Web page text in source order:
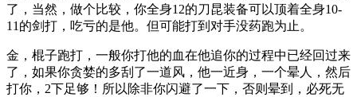
了，当然，做个比较，你全身12的刀昆装备可以顶着全身10-
11的剑打，吃亏的是他。但可能打到对手没药跑为止。
金，棍子跑打，一般你打他的血在他追你的过程中已经回过来
了，如果你贪婪的多刮了一道风，他一近身，一个晕人，然后
打你，2下足够！所以除非你闪避了一下，否则晕到，必死无